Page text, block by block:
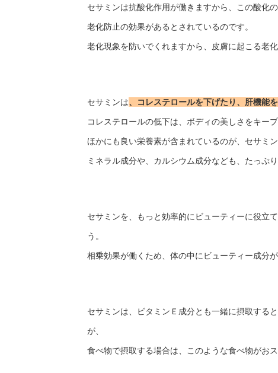
セサミンは抗酸化作用が働きますから、この酸化
老化防止の効果があるとされているのです。
老化現象を防いでくれますから、皮膚に起こる老
セサミンは、コレステロールを下げたり、肝機能
コレステロールの低下は、ボディの美しさをキー
ほかにも良い栄養素が含まれているのが、セサミ
ミネラル成分や、カルシウム成分なども、たっぷ
セサミンを、もっと効率的にビューティーに役立
う。
相乗効果が働くため、体の中にビューティー成分
セサミンは、ビタミンＥ成分とも一緒に摂取する
が、
食べ物で摂取する場合は、このような食べ物がおス